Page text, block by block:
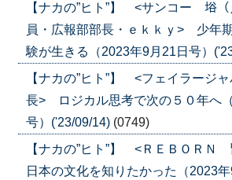
【ナカの”ヒト”】 <サンコー 﨏（
員・広報部部長・ｅｋｋｙ> 少年
験が生きる（2023年9月21日号）
【ナカの”ヒト”】 <フェイラージ
長> ロジカル思考で次の５０年へ
号）('23/09/14) (0749)
【ナカの”ヒト”】 <ＲＥＢＯＲ
日本の文化を知りたかった（2023